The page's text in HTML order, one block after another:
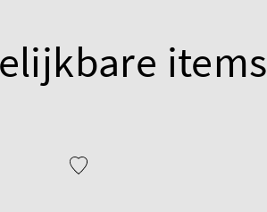
items